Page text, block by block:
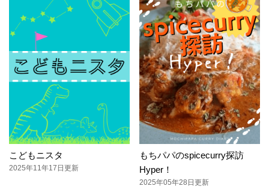
こどもニスタ
2025年11年17日更新
もちパパのspicecurry探訪
Hyper！
2025年05年28日更新